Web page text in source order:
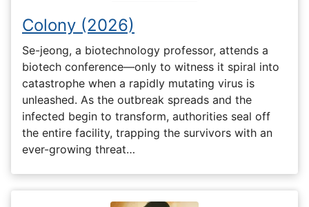
Colony (2026)
Se-jeong, a biotechnology professor, attends a
biotech conference—only to witness it spiral into
catastrophe when a rapidly mutating virus is
unleashed. As the outbreak spreads and the
infected begin to transform, authorities seal off
the entire facility, trapping the survivors with an
ever-growing threat…